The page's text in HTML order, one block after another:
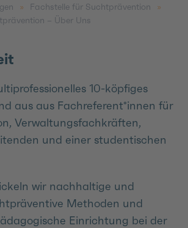
Fachstelle für Suchtprävention
– Über Uns
10-köpfiges
aus aus Fachreferent*innen für
Verwaltungsfachkräften,
und einer studentischen
wir nachhaltige und
Methoden und
Einrichtung bei der